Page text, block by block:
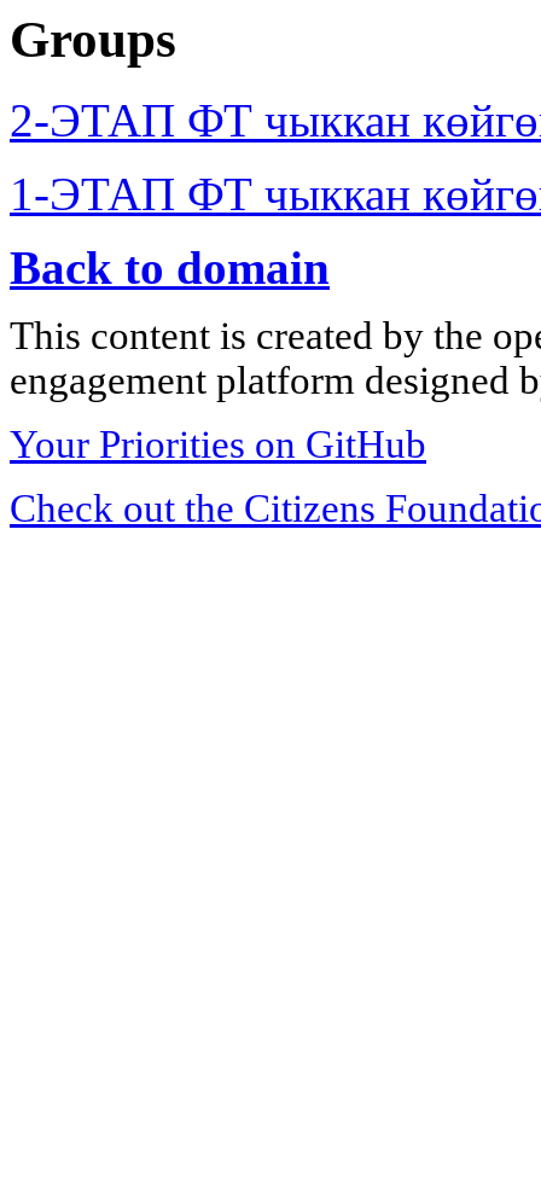
Groups
2-ЭТАП ФТ чыккан
1-ЭТАП ФТ чыккан
Back to domain
This content is created by the
engagement platform designed
Your Priorities on GitHub
Check out the Citizens